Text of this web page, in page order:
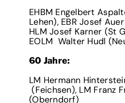
EHBM Engelbert
Lehen), EBR Josef
HLM Josef Karner (St
EOLM Walter Hudl
60 Jahre:
LM Hermann
(Feichsen), LM Franz
(Oberndorf)